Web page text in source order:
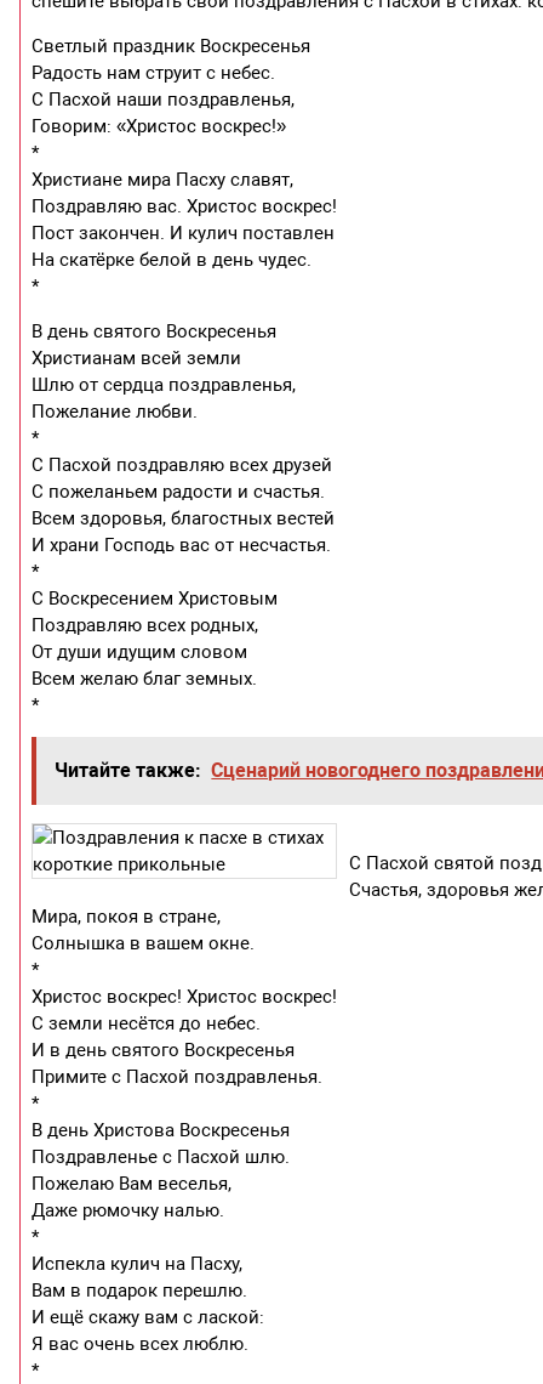
Светлый праздник Воскресенья
Радость нам струит с небес.
С Пасхой наши поздравленья,
Говорим: «Христос воскрес!»
*
Христиане мира Пасху славят,
Поздравляю вас. Христос воскрес!
Пост закончен. И кулич поставлен
На скатёрке белой в день чудес.
*
В день святого Воскресенья
Христианам всей земли
Шлю от сердца поздравленья,
Пожелание любви.
*
С Пасхой поздравляю всех друзей
С пожеланьем радости и счастья.
Всем здоровья, благостных вестей
И храни Господь вас от несчастья.
*
С Воскресением Христовым
Поздравляю всех родных,
От души идущим словом
Всем желаю благ земных.
*
Читайте также: Сценарий новогоднего
С Пасхой святой
Счастья, здоровья
Мира, покоя в стране,
Солнышка в вашем окне.
*
Христос воскрес! Христос воскрес!
С земли несётся до небес.
И в день святого Воскресенья
Примите с Пасхой поздравленья.
*
В день Христова Воскресенья
Поздравленье с Пасхой шлю.
Пожелаю Вам веселья,
Даже рюмочку налью.
*
Испекла кулич на Пасху,
Вам в подарок перешлю.
И ещё скажу вам с лаской:
Я вас очень всех люблю.
*